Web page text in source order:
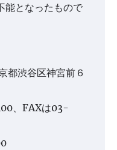
能となったもので
都渋谷区神宮前６
、FAXは03-